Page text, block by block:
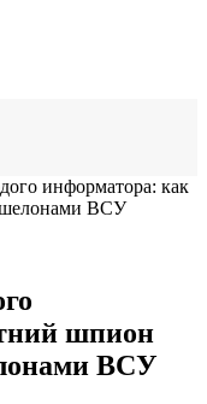
информатора: как
ВСУ
шпион
ВСУ